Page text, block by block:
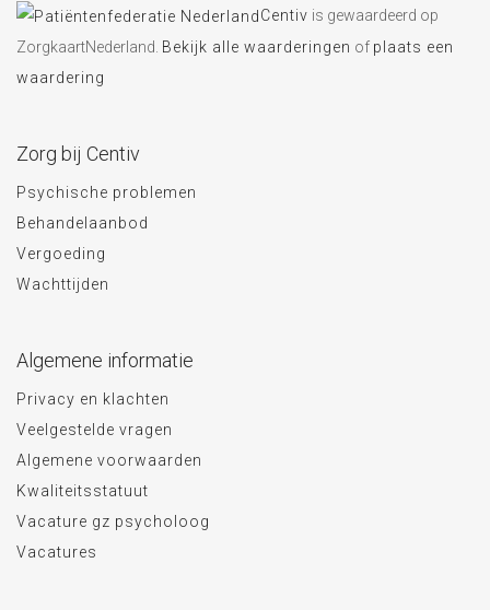
Centiv is gewaardeerd op
ZorgkaartNederland. Bekijk alle waarderingen of plaats een
waardering
Zorg bij Centiv
Psychische problemen
Behandelaanbod
Vergoeding
Wachttijden
Algemene informatie
Privacy en klachten
Veelgestelde vragen
Algemene voorwaarden
Kwaliteitsstatuut
Vacature gz psycholoog
Vacatures